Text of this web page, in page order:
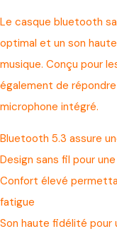
Le casque bluetooth
optimal et un son
musique. Conçu pour
également de
microphone intégré.
Bluetooth 5.3 assure
Design sans fil pour
Confort élevé
fatigue
Son haute fidélité